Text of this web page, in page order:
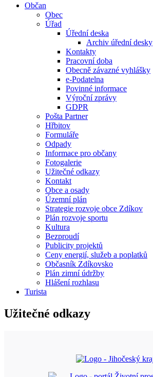
Občan
Obec
Úřad
Úřední deska
Archiv úřední desky
Kontakty
Pracovní doba
Obecně závazné vyhlášky
e-Podatelna
Povinné informace
Výroční zprávy
GDPR
Pošta Partner
Hřbitov
Formuláře
Odpady
Informace pro občany
Fotogalerie
Užitečné odkazy
Kontakt
Obce a osady
Územní plán
Strategie rozvoje obce Zdíkov
Plán rozvoje sportu
Kultura
Bezproudí
Publicity projektů
Ceny energií, služeb a poplatků
Občasník Zdíkovsko
Plán zimní údržby
Hlášení rozhlasu
Turista
Užitečné odkazy